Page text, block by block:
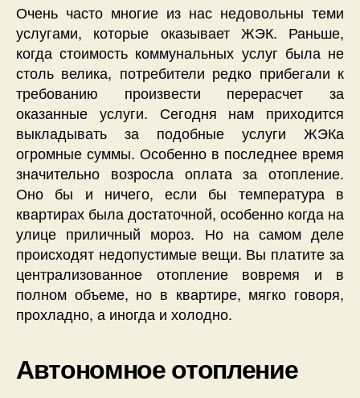
Очень часто многие из нас недовольны теми
услугами, которые оказывает ЖЭК. Раньше,
когда стоимость коммунальных услуг была не
столь велика, потребители редко прибегали к
требованию произвести перерасчет за
оказанные услуги. Сегодня нам приходится
выкладывать за подобные услуги ЖЭКа
огромные суммы. Особенно в последнее время
значительно возросла оплата за отопление.
Оно бы и ничего, если бы температура в
квартирах была достаточной, особенно когда на
улице приличный мороз. Но на самом деле
происходят недопустимые вещи. Вы платите за
централизованное отопление вовремя и в
полном объеме, но в квартире, мягко говоря,
прохладно, а иногда и холодно.
Автономное отопление